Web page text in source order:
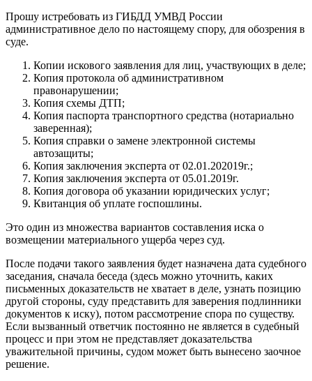
Прошу истребовать из ГИБДД УМВД России
административное дело по настоящему спору, для обозрения в
суде.
Копии искового заявления для лиц, участвующих в деле;
Копия протокола об административном
правонарушении;
Копия схемы ДТП;
Копия паспорта транспортного средства (нотариально
заверенная);
Копия справки о замене электронной системы
автозащиты;
Копия заключения эксперта от 02.01.202019г.;
Копия заключения эксперта от 05.01.2019г.
Копия договора об указании юридических услуг;
Квитанция об уплате госпошлины.
Это один из множества вариантов составления иска о
возмещении материального ущерба через суд.
После подачи такого заявления будет назначена дата судебного
заседания, сначала беседа (здесь можно уточнить, каких
письменных доказательств не хватает в деле, узнать позицию
другой стороны, суду представить для заверения подлинники
документов к иску), потом рассмотрение спора по существу.
Если вызванный ответчик постоянно не является в судебный
процесс и при этом не представляет доказательства
уважительной причины, судом может быть вынесено заочное
решение.